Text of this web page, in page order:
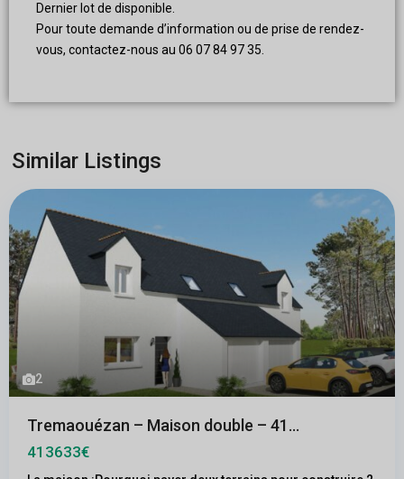
Dernier lot de disponible.
Pour toute demande d’information ou de prise de rendez-
vous, contactez-nous au 06 07 84 97 35.
Similar Listings
2
Tremaouézan – Maison double – 41...
413633€